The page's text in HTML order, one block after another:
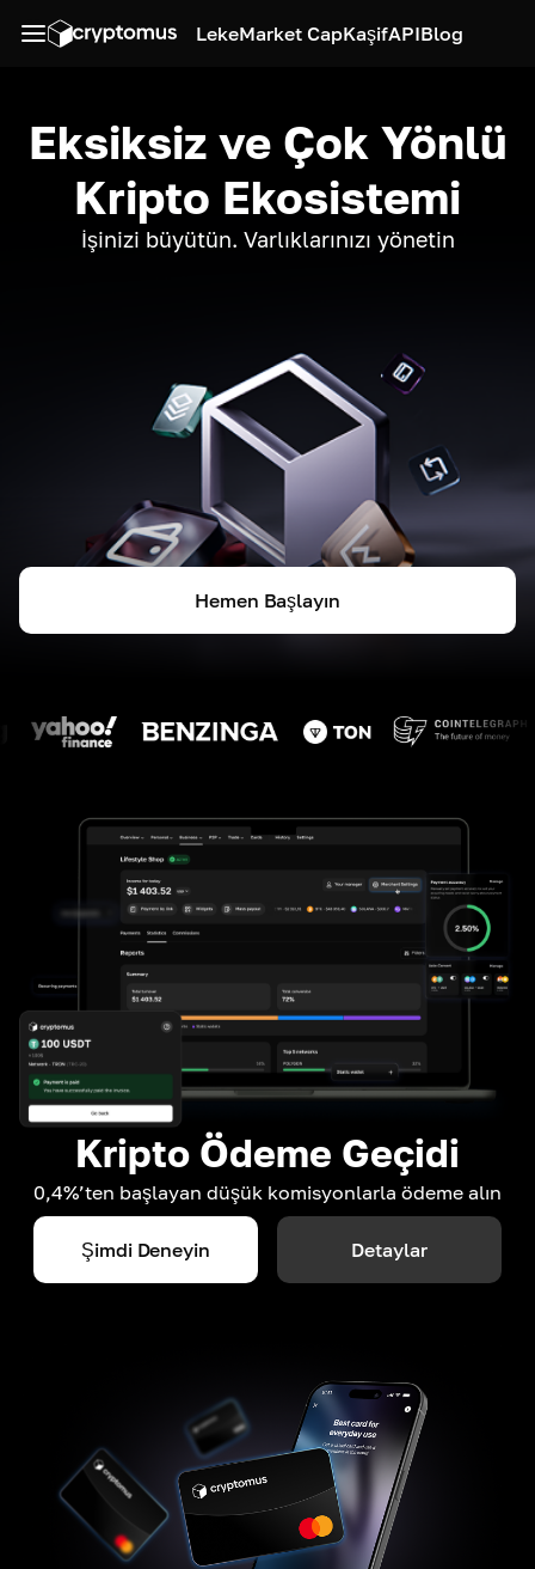
LekeMarket CapKaşifAPIBlog
Eksiksiz ve Çok Yönlü
Kripto Ekosistemi
İşinizi büyütün. Varlıklarınızı yönetin
Hemen Başlayın
Kripto Ödeme Geçidi
0,4%’ten başlayan düşük komisyonlarla ödeme alın
Şimdi Deneyin Detaylar